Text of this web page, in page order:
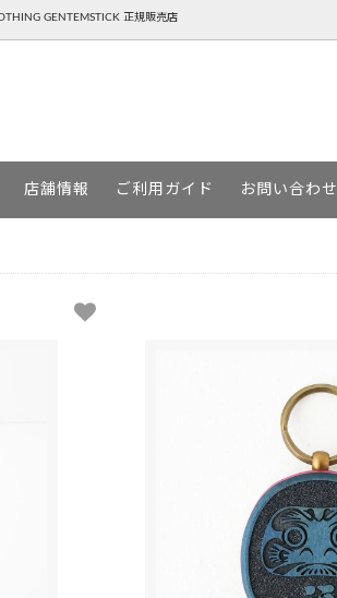
GENTEMSTICK 正規販売店
DEVADURGA ( デヴァドゥルガ )
GENTEMSTICK ( ゲンテンスティック )
店舗情報 ご利用ガイド お問い合わせ